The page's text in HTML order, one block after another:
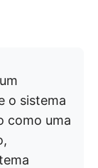
o sistema
como uma